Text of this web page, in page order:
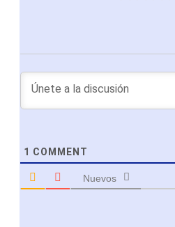
1 COMMENT
Nuevos